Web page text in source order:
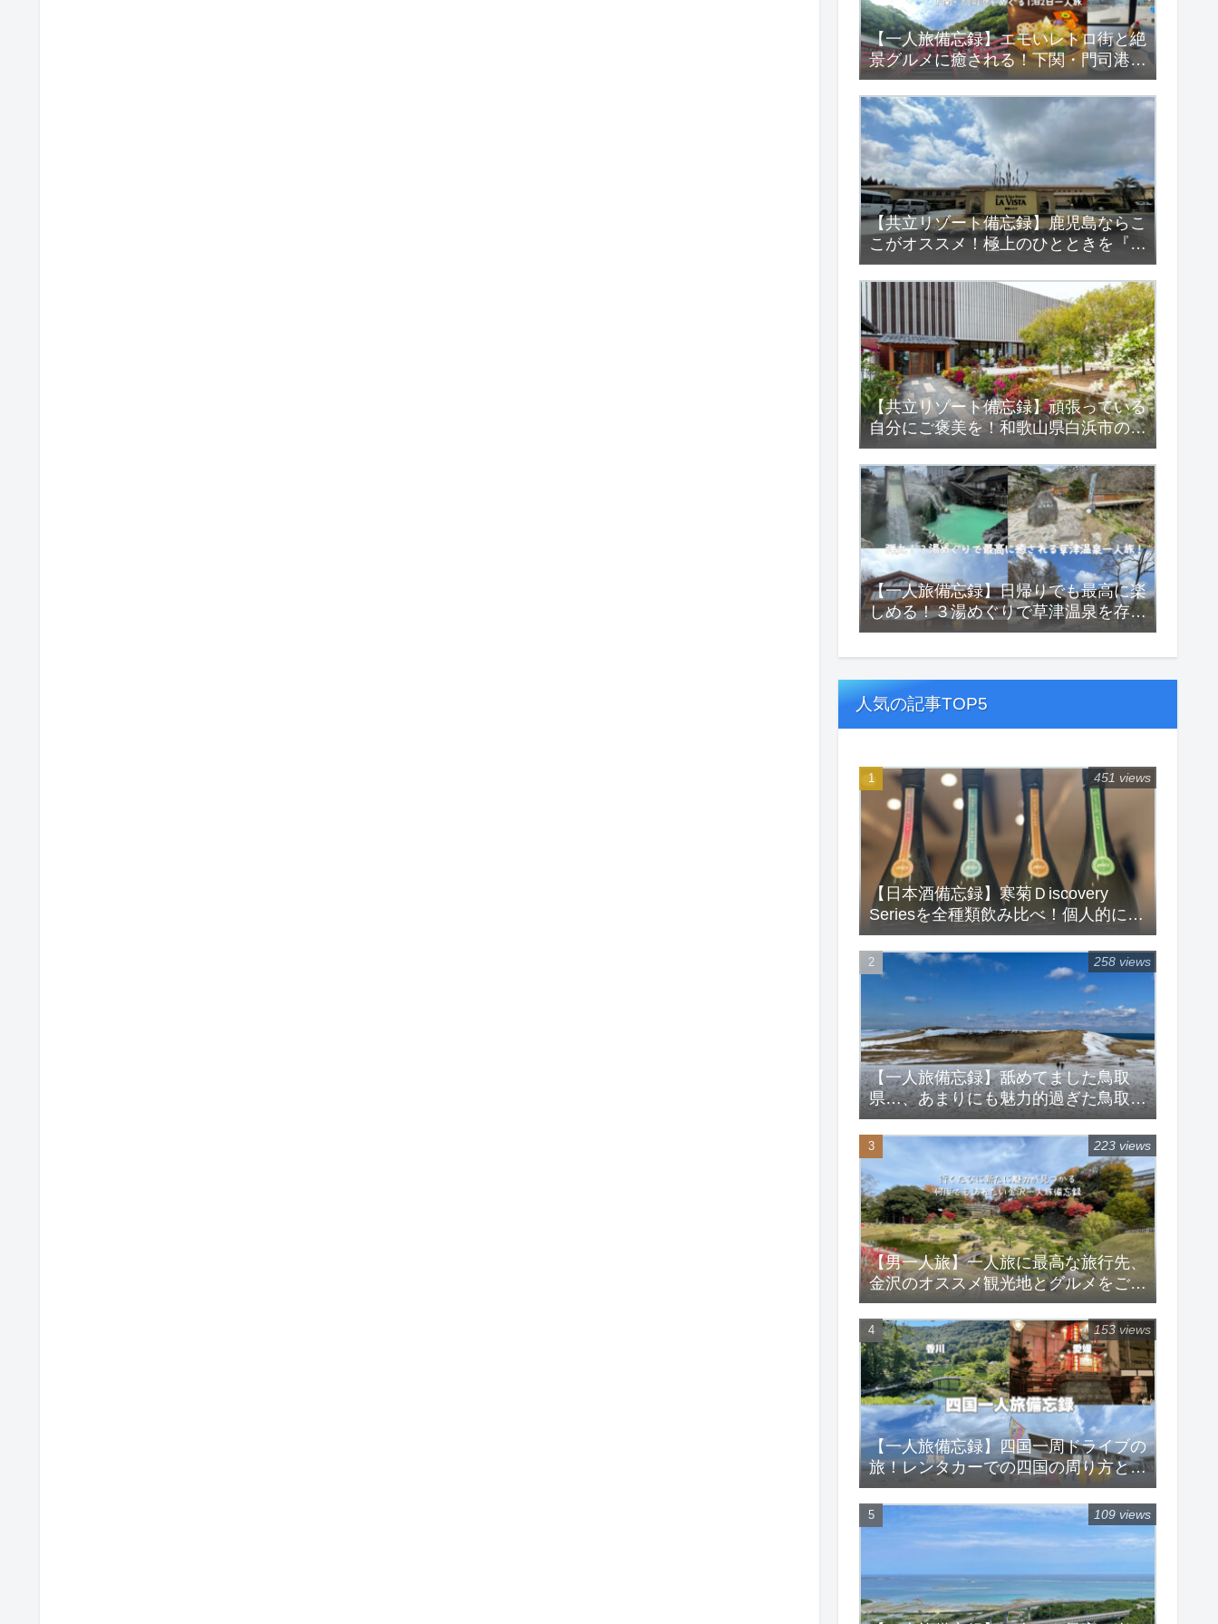
【一人旅備忘録】エモいレトロ街と絶
景グルメに癒される！下関・門司港を
めぐる1泊2日一人旅
【共立リゾート備忘録】鹿児島ならこ
こがオススメ！極上のひとときを『ラ
ビスタ霧島ヒルズ』で…
【共立リゾート備忘録】頑張っている
自分にご褒美を！和歌山県白浜市の癒
しの宿『浜千鳥の湯 海舟』
【一人旅備忘録】日帰りでも最高に楽
しめる！３湯めぐりで草津温泉を存分
に堪能する一人旅！
人気の記事TOP5
【日本酒備忘録】寒菊Ｄiscovery
Seriesを全種類飲み比べ！個人的にラ
ンキングしてみた！
451 views
【一人旅備忘録】舐めてました鳥取
県…、あまりにも魅力的過ぎた鳥取旅
行
258 views
【男一人旅】一人旅に最高な旅行先、
金沢のオススメ観光地とグルメをご紹
介！
223 views
【一人旅備忘録】四国一周ドライブの
旅！レンタカーでの四国の周り方とお
すすめスポットをご紹介！
153 views
109 views